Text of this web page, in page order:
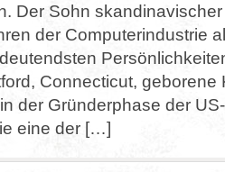
Der Sohn
der Computerindustrie
Connecticut, geborene
in der Gründerphase der
eine der […]